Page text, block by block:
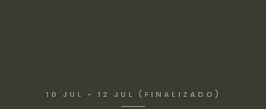
10 JUL - 12 JUL (FINALIZADO)